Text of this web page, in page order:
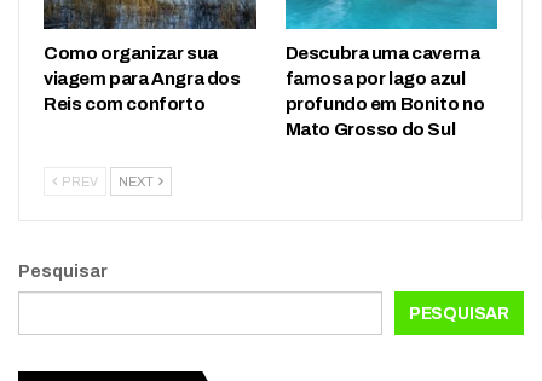
Como organizar sua
viagem para Angra dos
Reis com conforto
Descubra uma caverna
famosa por lago azul
profundo em Bonito no
Mato Grosso do Sul
PREV NEXT
Pesquisar
PESQUISAR